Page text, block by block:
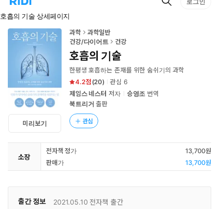
홈
로
이
호흡의 기술 상세페이지
미리보기
과학
과학일반
건강/다이어트
건강
호흡의 기술
한평생 호흡하는 존재를 위한 숨쉬기의 과학
4.2
(20) 관심 6
제임스 네스터 저자 승영조 번역
북트리거 출판
관심
소장
전자책 정가
13,700원
판매가
13,700원
출간 정보 2021.05.10 전자책 출간